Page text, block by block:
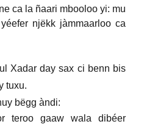
ca la ñaari mbooloo yi: mu
njëkk jàmmaarloo ca
Xadar day sax ci benn bis
tuxu.
bëgg àndi:
teroo gaaw wala dibéer